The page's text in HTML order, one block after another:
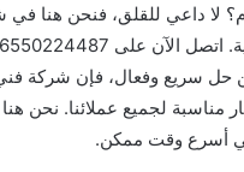
لا داعي للقلق، فنحن هنا
حل سريع وفعال، فإن شركة
مناسبة لجميع عملائنا. نحن